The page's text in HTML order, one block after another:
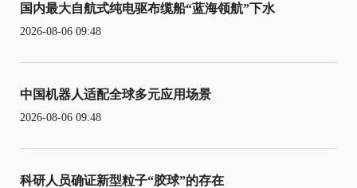
国内最大自航式纯电驱布缆船“蓝海领航”下水
2026-08-06 09:48
中国机器人适配全球多元应用场景
2026-08-06 09:48
科研人员确证新型粒子“胶球”的存在